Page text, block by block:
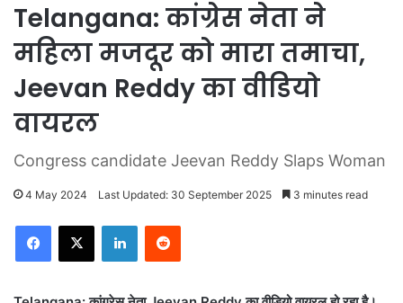
Telangana: कांग्रेस नेता ने
महिला मजदूर को मारा तमाचा,
Jeevan Reddy का वीडियो
वायरल
Congress candidate Jeevan Reddy Slaps Woman
4 May 2024 Last Updated: 30 September 2025 3 minutes read
LinkedInReddit